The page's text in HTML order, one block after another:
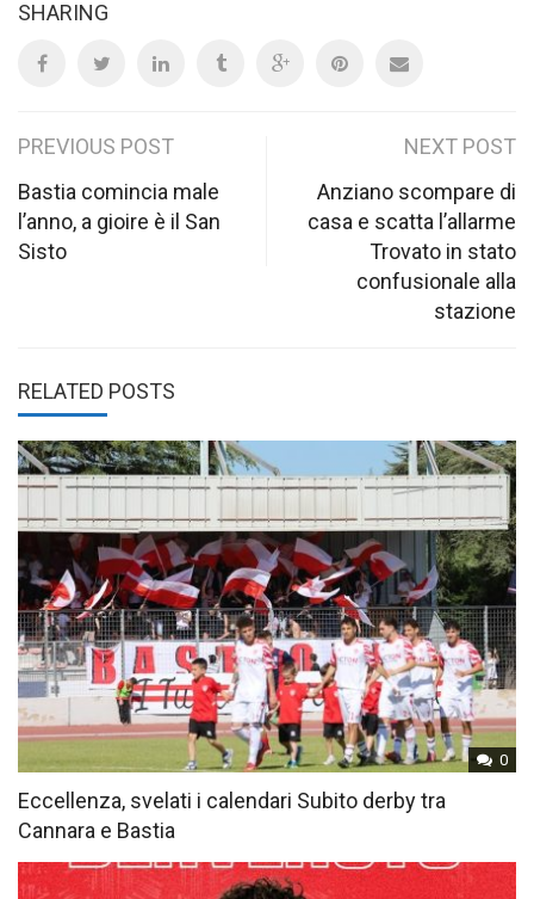
SHARING
Post
navigation
PREVIOUS POST
Bastia comincia male
l’anno, a gioire è il San
Sisto
NEXT POST
Anziano scompare di
casa e scatta l’allarme
Trovato in stato
confusionale alla
stazione
RELATED POSTS
0
Eccellenza, svelati i calendari Subito derby tra
Cannara e Bastia